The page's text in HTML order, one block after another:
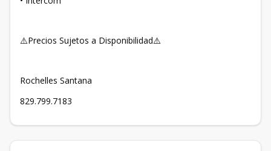
⚠️Precios Sujetos a Disponibilidad⚠️
Rochelles Santana
829.799.7183